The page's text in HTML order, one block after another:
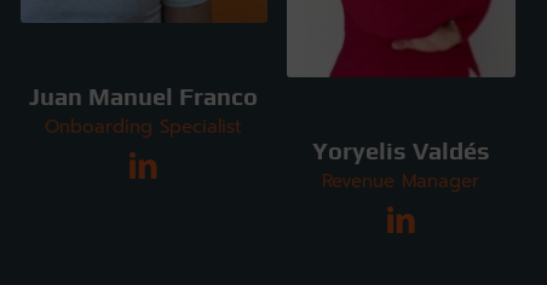
Juan Manuel Franco
Onboarding Specialist
Yoryelis Valdés
Revenue Manager